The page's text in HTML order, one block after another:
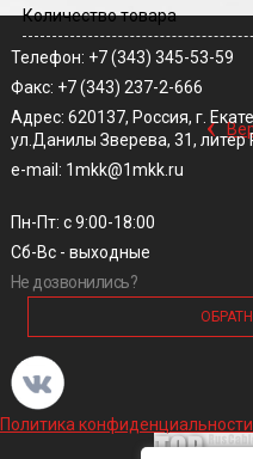
Количество товара
‹
Телефон: +7 (343) 345-53-59
Факс: +7 (343) 237-2-666
Адрес: 620137, Россия, г.
ул.Данилы Зверева, 31, литер
e-mail: 1mkk@1mkk.ru
Пн-Пт: с 9:00-18:00
Сб-Вс - выходные
Не дозвонились?
Политика